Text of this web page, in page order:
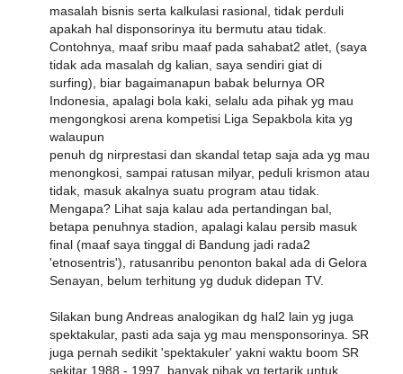
masalah bisnis serta kalkulasi rasional, tidak perduli
apakah hal disponsorinya itu bermutu atau tidak.
Contohnya, maaf sribu maaf pada sahabat2 atlet, (saya
tidak ada masalah dg kalian, saya sendiri giat di
surfing), biar bagaimanapun babak belurnya OR
Indonesia, apalagi bola kaki, selalu ada pihak yg mau
mengongkosi arena kompetisi Liga Sepakbola kita yg
walaupun
penuh dg nirprestasi dan skandal tetap saja ada yg mau
menongkosi, sampai ratusan milyar, peduli krismon atau
tidak, masuk akalnya suatu program atau tidak.
Mengapa? Lihat saja kalau ada pertandingan bal,
betapa penuhnya stadion, apalagi kalau persib masuk
final (maaf saya tinggal di Bandung jadi rada2
'etnosentris'), ratusanribu penonton bakal ada di Gelora
Senayan, belum terhitung yg duduk didepan TV.
Silakan bung Andreas analogikan dg hal2 lain yg juga
spektakular, pasti ada saja yg mau mensponsorinya. SR
juga pernah sedikit 'spektakuler' yakni waktu boom SR
sekitar 1988 - 1997, banyak pihak yg tertarik untuk